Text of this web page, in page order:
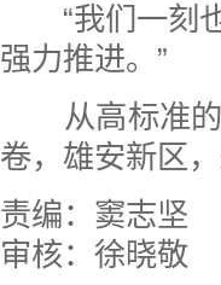
“我们一刻也
强力推进。”
从高标准的
卷，雄安新区，
责编：窦志坚
审核：徐晓敬